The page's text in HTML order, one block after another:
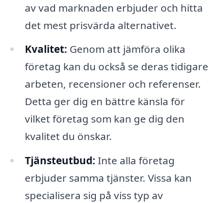
av vad marknaden erbjuder och hitta
det mest prisvärda alternativet.
Kvalitet: Genom att jämföra olika
företag kan du också se deras tidigare
arbeten, recensioner och referenser.
Detta ger dig en bättre känsla för
vilket företag som kan ge dig den
kvalitet du önskar.
Tjänsteutbud: Inte alla företag
erbjuder samma tjänster. Vissa kan
specialisera sig på viss typ av